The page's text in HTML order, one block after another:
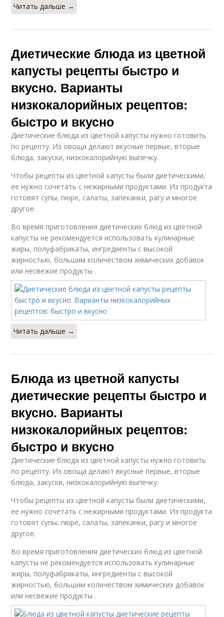
Читать дальше →
Диетические блюда из цветной
капусты рецепты быстро и
вкусно. Варианты
низкокалорийных рецептов:
быстро и вкусно
Диетические блюда из цветной капусты нужно готовить
по рецепту. Из овоща делают вкусные первые, вторые
блюда, закуски, низкокалорийную выпечку.
Чтобы рецепты из цветной капусты были диетическими,
ее нужно сочетать с нежирными продуктами. Из продукта
готовят супы, пюре, салаты, запеканки, рагу и многое
другое.
Во время приготовления диетических блюд из цветной
капусты не рекомендуется использовать кулинарные
жиры, полуфабрикаты, ингредиенты с высокой
жирностью, большим количеством химических добавок
или несвежие продукты .
Читать дальше →
Блюда из цветной капусты
диетические рецепты быстро и
вкусно. Варианты
низкокалорийных рецептов:
быстро и вкусно
Диетические блюда из цветной капусты нужно готовить
по рецепту. Из овоща делают вкусные первые, вторые
блюда, закуски, низкокалорийную выпечку.
Чтобы рецепты из цветной капусты были диетическими,
ее нужно сочетать с нежирными продуктами. Из продукта
готовят супы, пюре, салаты, запеканки, рагу и многое
другое.
Во время приготовления диетических блюд из цветной
капусты не рекомендуется использовать кулинарные
жиры, полуфабрикаты, ингредиенты с высокой
жирностью, большим количеством химических добавок
или несвежие продукты .